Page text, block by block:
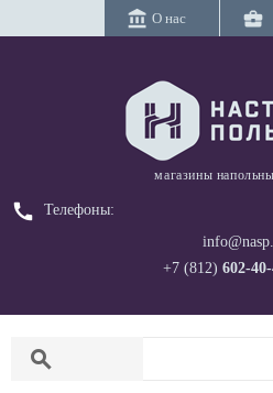
account_balance О нас business_center
магазины
call
Телефоны:
+7 (812) 602-
search